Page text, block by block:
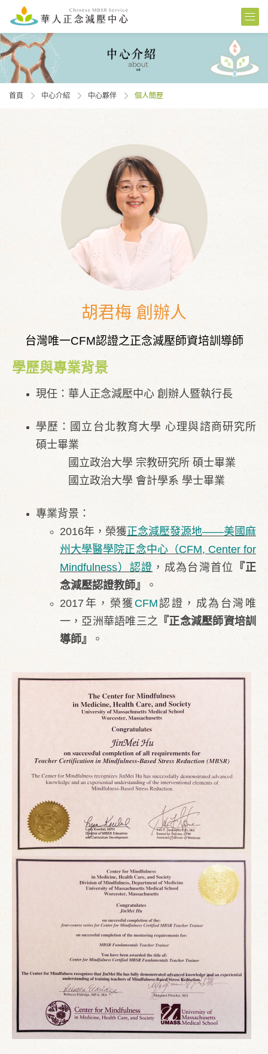
首頁 中心介紹 中心夥伴 個人簡歷
胡君梅 創辦人
台灣唯一CFM認證之正念減壓師資培訓導師
學歷與專業背景
現任：華人正念減壓中心 創辦人暨執行長
學歷：國立台北教育大學 心理與諮商研究所
碩士畢業
國立政治大學 宗教研究所 碩士畢業
國立政治大學 會計學系 學士畢業
專業背景：
2016年，榮獲正念減壓發源地——美國麻
州大學醫學院正念中心（CFM, Center for
Mindfulness）認證 ，成為台灣首位
『正
念減壓認證教師』
。
2017年，榮獲 CFM認證，成為台灣唯
一，亞洲華語唯三之 『正念減壓師資培訓
導師』
。